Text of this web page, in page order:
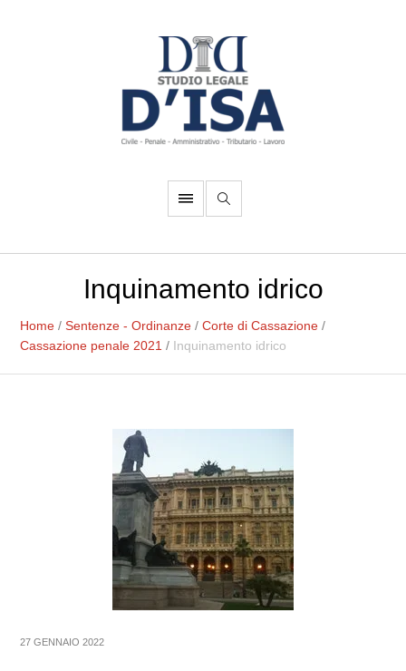
Inquinamento idrico
Home /Sentenze - Ordinanze /Corte di Cassazione /
Cassazione penale 2021 / Inquinamento idrico
27 GENNAIO 2022